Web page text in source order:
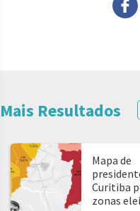
Mais Resultados
Mapa de
Curitiba
zonas